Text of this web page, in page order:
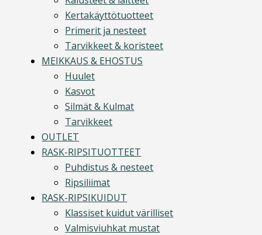
Kertakäyttötuotteet
Primerit ja nesteet
Tarvikkeet & koristeet
MEIKKAUS & EHOSTUS
Huulet
Kasvot
Silmät & Kulmat
Tarvikkeet
OUTLET
RASK-RIPSITUOTTEET
Puhdistus & nesteet
Ripsiliimat
RASK-RIPSIKUIDUT
Klassiset kuidut värilliset
Valmisviuhkat mustat